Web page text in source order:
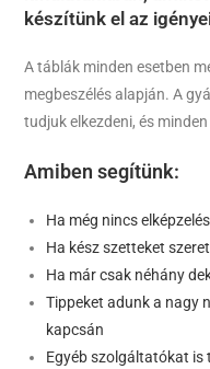
készítünk el az
A táblák minden esetben
megbeszélés alapján. A
tudjuk elkezdeni, és
Amiben segítünk:
Ha még nincs
Ha kész szetteket
Ha már csak néhány
Tippeket adunk a nagy
kapcsán
Egyéb szolgáltatókat is